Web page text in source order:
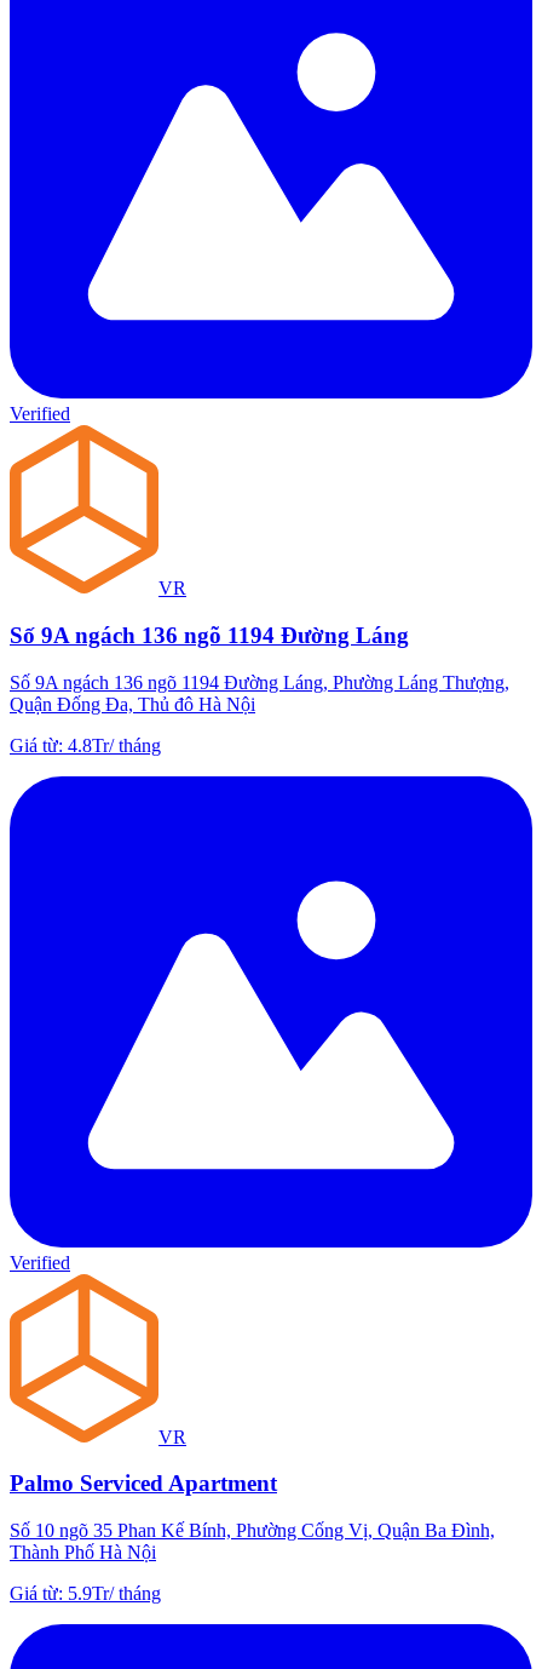
Verified
VR
Số 9A ngách 136 ngõ 1194 Đường Láng
Số 9A ngách 136 ngõ 1194 Đường Láng, Phường Láng Thượng,
Quận Đống Đa, Thủ đô Hà Nội
Giá từ: 4.8Tr/tháng
Verified
VR
Palmo Serviced Apartment
Số 10 ngõ 35 Phan Kế Bính, Phường Cống Vị, Quận Ba Đình,
Thành Phố Hà Nội
Giá từ: 5.9Tr/tháng